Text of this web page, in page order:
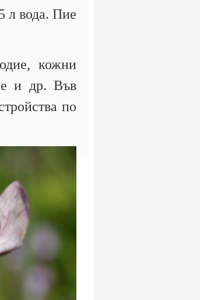
л вода. Пие
кожни
и др. Във
по